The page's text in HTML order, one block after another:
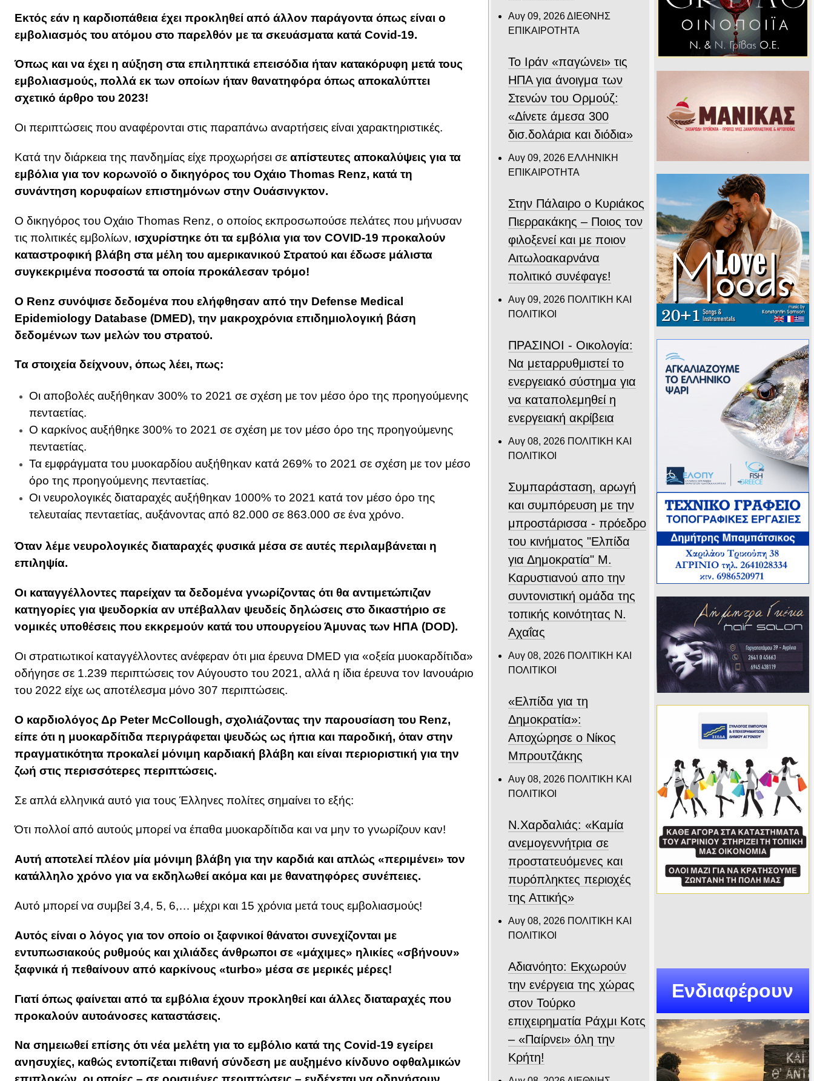
Εκτός εάν η καρδιοπάθεια έχει προκληθεί από άλλον παράγοντα όπως είναι ο
εμβολιασμός του ατόμου στο παρελθόν με τα σκευάσματα κατά Covid-19.
Όπως και να έχει η αύξηση στα επιληπτικά επεισόδια ήταν κατακόρυφη μετά τους
εμβολιασμούς, πολλά εκ των οποίων ήταν θανατηφόρα όπως αποκαλύπτει
σχετικό άρθρο του 2023!
Οι περιπτώσεις που αναφέρονται στις παραπάνω αναρτήσεις είναι χαρακτηριστικές.
Κατά την διάρκεια της πανδημίας είχε προχωρήσει σε απίστευτες αποκαλύψεις για τα
εμβόλια για τον κορωνοϊό ο δικηγόρος του Οχάιο Thomas Renz, κατά τη
συνάντηση κορυφαίων επιστημόνων στην Ουάσινγκτον.
Ο δικηγόρος του Οχάιο Thomas Renz, ο οποίος εκπροσωπούσε πελάτες που μήνυσαν
τις πολιτικές εμβολίων, ισχυρίστηκε ότι τα εμβόλια για τον COVID-19 προκαλούν
καταστροφική βλάβη στα μέλη του αμερικανικού Στρατού και έδωσε μάλιστα
συγκεκριμένα ποσοστά τα οποία προκάλεσαν τρόμο!
Ο Renz συνόψισε δεδομένα που ελήφθησαν από την Defense Medical
Epidemiology Database (DMED), την μακροχρόνια επιδημιολογική βάση
δεδομένων των μελών του στρατού.
Τα στοιχεία δείχνουν, όπως λέει, πως:
Οι αποβολές αυξήθηκαν 300% το 2021 σε σχέση με τον μέσο όρο της προηγούμενης
πενταετίας.
Ο καρκίνος αυξήθηκε 300% το 2021 σε σχέση με τον μέσο όρο της προηγούμενης
πενταετίας.
Τα εμφράγματα του μυοκαρδίου αυξήθηκαν κατά 269% το 2021 σε σχέση με τον μέσο
όρο της προηγούμενης πενταετίας.
Οι νευρολογικές διαταραχές αυξήθηκαν 1000% το 2021 κατά τον μέσο όρο της
τελευταίας πενταετίας, αυξάνοντας από 82.000 σε 863.000 σε ένα χρόνο.
Όταν λέμε νευρολογικές διαταραχές φυσικά μέσα σε αυτές περιλαμβάνεται η
επιληψία.
Οι καταγγέλλοντες παρείχαν τα δεδομένα γνωρίζοντας ότι θα αντιμετώπιζαν
κατηγορίες για ψευδορκία αν υπέβαλλαν ψευδείς δηλώσεις στο δικαστήριο σε
νομικές υποθέσεις που εκκρεμούν κατά του υπουργείου Άμυνας των ΗΠΑ (DOD).
Οι στρατιωτικοί καταγγέλλοντες ανέφεραν ότι μια έρευνα DMED για «οξεία μυοκαρδίτιδα»
οδήγησε σε 1.239 περιπτώσεις τον Αύγουστο του 2021, αλλά η ίδια έρευνα τον Ιανουάριο
του 2022 είχε ως αποτέλεσμα μόνο 307 περιπτώσεις.
Ο καρδιολόγος Δρ Peter McCollough, σχολιάζοντας την παρουσίαση του Renz,
είπε ότι η μυοκαρδίτιδα περιγράφεται ψευδώς ως ήπια και παροδική, όταν στην
πραγματικότητα προκαλεί μόνιμη καρδιακή βλάβη και είναι περιοριστική για την
ζωή στις περισσότερες περιπτώσεις.
Σε απλά ελληνικά αυτό για τους Έλληνες πολίτες σημαίνει το εξής:
Ότι πολλοί από αυτούς μπορεί να έπαθα μυοκαρδίτιδα και να μην το γνωρίζουν καν!
Αυτή αποτελεί πλέον μία μόνιμη βλάβη για την καρδιά και απλώς «περιμένει» τον
κατάλληλο χρόνο για να εκδηλωθεί ακόμα και με θανατηφόρες συνέπειες.
Αυτό μπορεί να συμβεί 3,4, 5, 6,… μέχρι και 15 χρόνια μετά τους εμβολιασμούς!
Αυτός είναι ο λόγος για τον οποίο οι ξαφνικοί θάνατοι συνεχίζονται με
εντυπωσιακούς ρυθμούς και χιλιάδες άνθρωποι σε «μάχιμες» ηλικίες «σβήνουν»
ξαφνικά ή πεθαίνουν από καρκίνους «turbo» μέσα σε μερικές μέρες!
Γιατί όπως φαίνεται από τα εμβόλια έχουν προκληθεί και άλλες διαταραχές που
προκαλούν αυτοάνοσες καταστάσεις.
Να σημειωθεί επίσης ότι νέα μελέτη για το εμβόλιο κατά της Covid-19 εγείρει
ανησυχίες, καθώς εντοπίζεται πιθανή σύνδεση με αυξημένο κίνδυνο οφθαλμικών
Αυγ 09, 2026ΔΙΕΘΝΗΣ
ΕΠΙΚΑΙΡΟΤΗΤΑ
Το Ιράν «παγώνει» τις
ΗΠΑ για άνοιγμα των
Στενών του Ορμούζ:
«Δίνετε άμεσα 300
δισ.δολάρια και διόδια»
Αυγ 09, 2026 ΕΛΛΗΝΙΚΗ
ΕΠΙΚΑΙΡΟΤΗΤΑ
Στην Πάλαιρο ο Κυριάκος
Πιερρακάκης – Ποιος τον
φιλοξενεί και με ποιον
Αιτωλοακαρνάνα
πολιτικό συνέφαγε!
Αυγ 09, 2026 ΠΟΛΙΤΙΚΗ ΚΑΙ
ΠΟΛΙΤΙΚΟΙ
ΠΡΑΣΙΝΟΙ - Οικολογία:
Να μεταρρυθμιστεί το
ενεργειακό σύστημα για
να καταπολεμηθεί η
ενεργειακή ακρίβεια
Αυγ 08, 2026 ΠΟΛΙΤΙΚΗ ΚΑΙ
ΠΟΛΙΤΙΚΟΙ
Συμπαράσταση, αρωγή
και συμπόρευση με την
μπροστάρισσα - πρόεδρο
του κινήματος "Ελπίδα
για Δημοκρατία" Μ.
Καρυστιανού απο την
συντονιστική ομάδα της
τοπικής κοινότητας Ν.
Αχαΐας
Αυγ 08, 2026 ΠΟΛΙΤΙΚΗ ΚΑΙ
ΠΟΛΙΤΙΚΟΙ
«Ελπίδα για τη
Δημοκρατία»:
Αποχώρησε ο Νίκος
Μπρουτζάκης
Αυγ 08, 2026 ΠΟΛΙΤΙΚΗ ΚΑΙ
ΠΟΛΙΤΙΚΟΙ
Ν.Χαρδαλιάς: «Καμία
ανεμογεννήτρια σε
προστατευόμενες και
πυρόπληκτες περιοχές
της Αττικής»
Αυγ 08, 2026 ΠΟΛΙΤΙΚΗ ΚΑΙ
ΠΟΛΙΤΙΚΟΙ
Αδιανόητο: Εκχωρούν
την ενέργεια της χώρας
στον Τούρκο
επιχειρηματία Ράχμι Κοτς
– «Παίρνει» όλη την
Κρήτη!
Ενδιαφέρουν